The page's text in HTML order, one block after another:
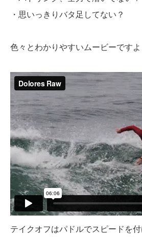
・思いっきりバタ足してない？
色々とわかりやすいムービーですよ
テイクオフはパドルでスピードを